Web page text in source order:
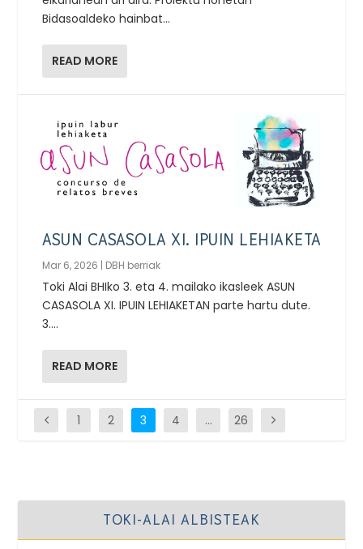
Bidasoaldeko hainbat...
READ MORE
ASUN CASASOLA XI. IPUIN LEHIAKETA
Mar 6, 2026 | DBH berriak
Toki Alai BHIko 3. eta 4. mailako ikasleek ASUN
CASASOLA XI. IPUIN LEHIAKETAN parte hartu dute.
3....
READ MORE
1 2 3 4 … 26
TOKI-ALAI ALBISTEAK